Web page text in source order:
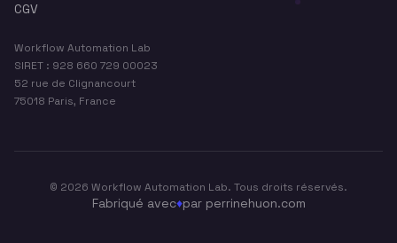
CGV
Workflow Automation Lab
SIRET : 928 660 729 00023
52 rue de Clignancourt
75018 Paris, France
© 2026 Workflow Automation Lab. Tous droits réservés.
Fabriqué avec♦par perrinehuon.com